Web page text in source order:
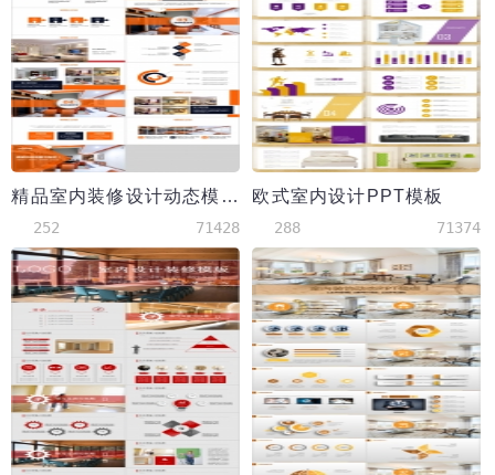
精品室内装修设计动态模板
252 71428
欧式室内设计PPT模板
288 71374